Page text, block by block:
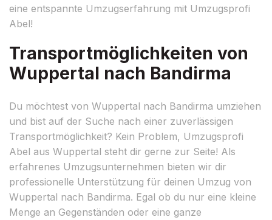
eine entspannte Umzugserfahrung mit Umzugsprofi
Abel!
Transportmöglichkeiten von
Wuppertal nach Bandirma
Du möchtest von Wuppertal nach Bandirma umziehen
und bist auf der Suche nach einer zuverlässigen
Transportmöglichkeit? Kein Problem, Umzugsprofi
Abel aus Wuppertal steht dir gerne zur Seite! Als
erfahrenes Umzugsunternehmen bieten wir dir
professionelle Unterstützung für deinen Umzug von
Wuppertal nach Bandirma. Egal ob du nur eine kleine
Menge an Gegenständen oder eine ganze